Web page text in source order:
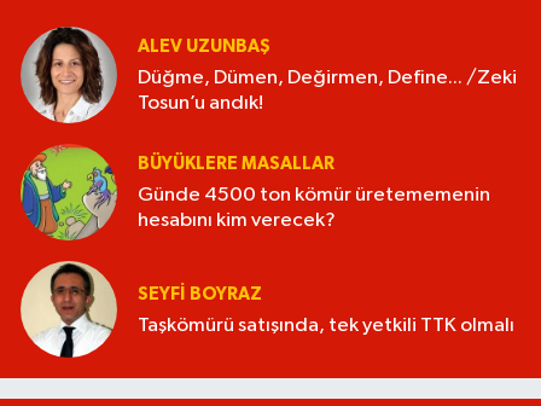
ALEV UZUNBAŞ
Düğme, Dümen, Değirmen, Define... /Zeki
Tosun’u andık!
BÜYÜKLERE MASALLAR
Günde 4500 ton kömür üretememenin
hesabını kim verecek?
SEYFI BOYRAZ
Taşkömürü satışında, tek yetkili TTK olmalı